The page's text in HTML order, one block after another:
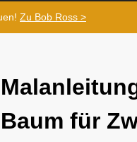
Zu Bob Ross >
Baum für